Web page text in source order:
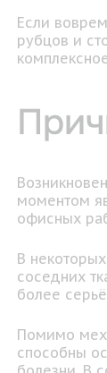
Если
рубцов и
моментом
офисных
В
соседних
более
Помимо
способны